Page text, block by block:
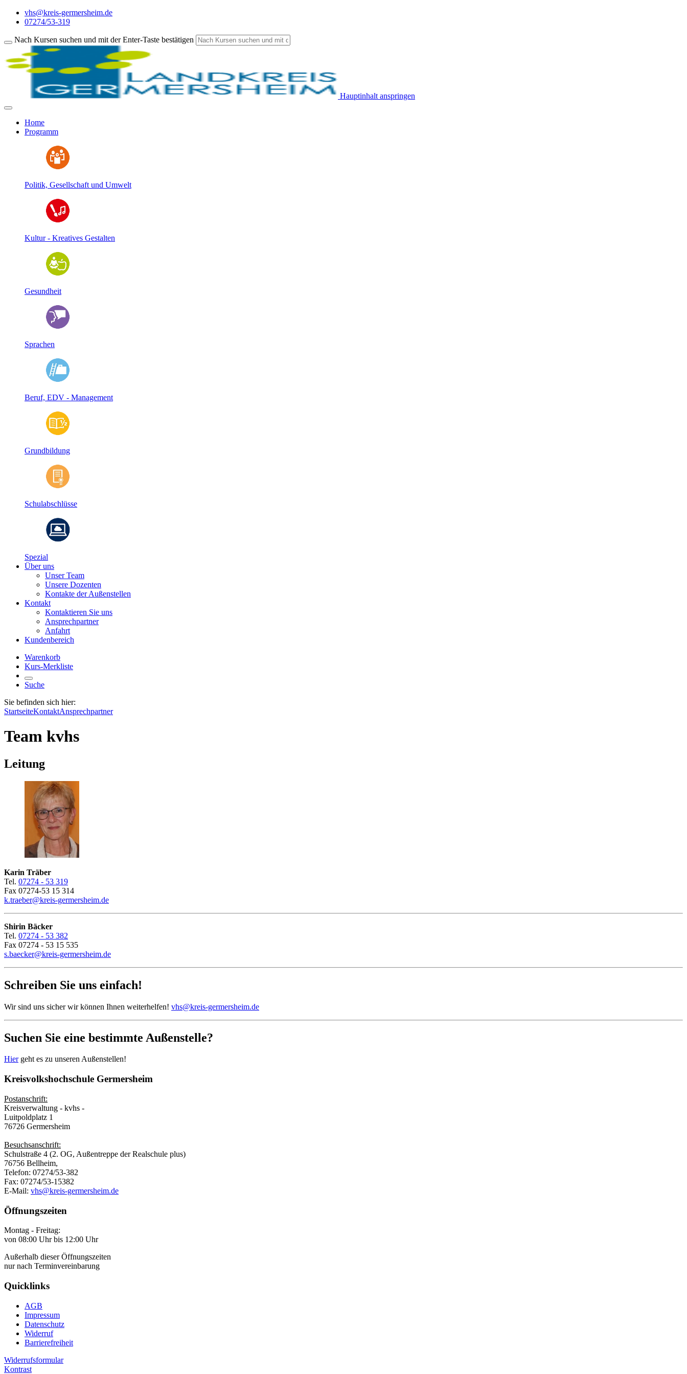
vhs@kreis-germersheim.de
07274/53-319
Nach Kursen suchen und mit der Enter-Taste bestätigen
Hauptinhalt anspringen
Home
Programm
Politik, Gesellschaft und Umwelt
Kultur - Kreatives Gestalten
Gesundheit
Sprachen
Beruf, EDV - Management
Grundbildung
Schulabschlüsse
Spezial
Über uns
Unser Team
Unsere Dozenten
Kontakte der Außenstellen
Kontakt
Kontaktieren Sie uns
Ansprechpartner
Anfahrt
Kundenbereich
Warenkorb
Kurs-Merkliste
Suche
Sie befinden sich hier:
StartseiteKontaktAnsprechpartner
Team kvhs
Leitung
Karin Träber
Tel. 07274 - 53 319
Fax 07274-53 15 314
k.traeber@kreis-germersheim.de
Shirin Bäcker
Tel. 07274 - 53 382
Fax 07274 - 53 15 535
s.baecker@kreis-germersheim.de
Schreiben Sie uns einfach!
Wir sind uns sicher wir können Ihnen weiterhelfen! vhs@kreis-germersheim.de
Suchen Sie eine bestimmte Außenstelle?
Hiergeht es zu unseren Außenstellen!
Kreisvolkshochschule Germersheim
Postanschrift:
Kreisverwaltung - kvhs -
Luitpoldplatz 1
76726 Germersheim
Besuchsanschrift:
Schulstraße 4 (2. OG, Außentreppe der Realschule plus)
76756 Bellheim,
Telefon: 07274/53-382
Fax: 07274/53-15382
E-Mail: vhs@kreis-germersheim.de
Öffnungszeiten
Montag - Freitag:
von 08:00 Uhr bis 12:00 Uhr
Außerhalb dieser Öffnungszeiten
nur nach Terminvereinbarung
Quicklinks
AGB
Impressum
Datenschutz
Widerruf
Barrierefreiheit
Widerrufsformular
Kontrast